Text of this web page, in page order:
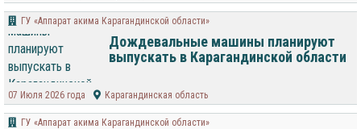
ГУ «Аппарат акима Карагандинской области»
Дождевальные машины планируют
выпускать в Карагандинской области
07 Июля 2026 года Карагандинская область
ГУ «Аппарат акима Карагандинской области»